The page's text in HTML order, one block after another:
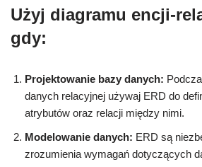
Użyj diagramu encji-
gdy:
Projektowanie bazy danych:
danych relacyjnej używaj ERD do
atrybutów oraz relacji między nimi.
Modelowanie danych: ERD są
zrozumienia wymagań dotyczących